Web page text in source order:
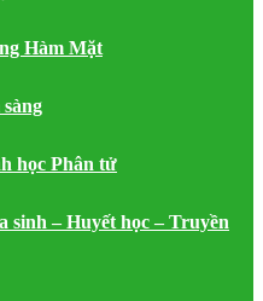
Hàm Mặt
học Phân tử
sinh – Huyết học – Truyền